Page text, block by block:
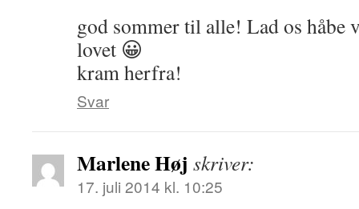
god sommer til alle! Lad os håbe
lovet 😀
kram herfra!
Svar
Marlene Høj skriver:
17. juli 2014 kl. 10:25